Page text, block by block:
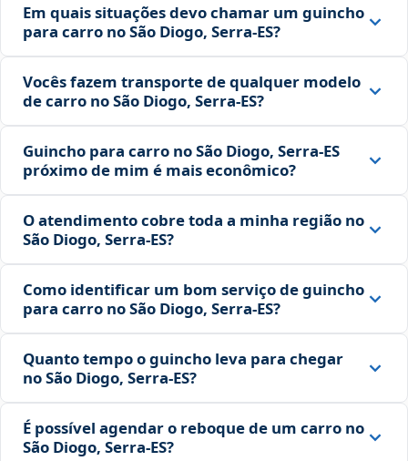
Em quais situações devo chamar um guincho
para carro no São Diogo, Serra‑ES?
Vocês fazem transporte de qualquer modelo
de carro no São Diogo, Serra‑ES?
Guincho para carro no São Diogo, Serra‑ES
próximo de mim é mais econômico?
O atendimento cobre toda a minha região no
São Diogo, Serra‑ES?
Como identificar um bom serviço de guincho
para carro no São Diogo, Serra‑ES?
Quanto tempo o guincho leva para chegar
no São Diogo, Serra‑ES?
É possível agendar o reboque de um carro no
São Diogo, Serra‑ES?